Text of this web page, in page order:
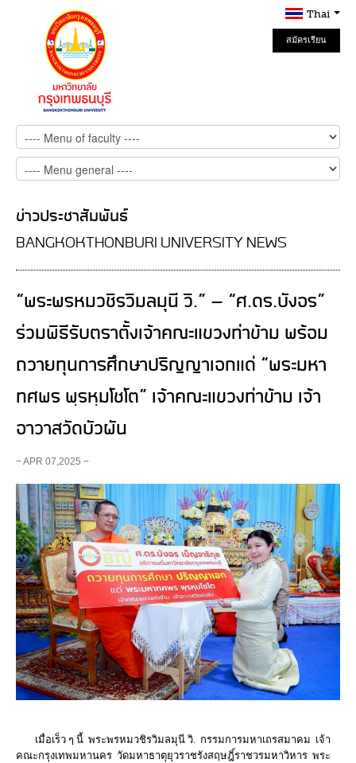
Thai
สมัครเรียน
Online
ข่าวประชาสัมพันธ์
BANGKOKTHONBURI UNIVERSITY NEWS
“พระพรหมวชิรวิมลมุนี วิ.” - “ศ.ดร.บังอร”
ร่วมพิธีรับตราตั้งเจ้าคณะแขวงท่าข้าม พร้อม
ถวายทุนการศึกษาปริญญาเอกแด่ “พระมหา
ทศพร พฺรหฺมโชโต” เจ้าคณะแขวงท่าข้าม เจ้า
อาวาสวัดบัวผัน
− APR 07,2025 −
เมื่อเร็ว ๆ นี้ พระพรหมวชิรวิมลมุนี วิ. กรรมการมหาเถรสมาคม เจ้า
คณะกรุงเทพมหานคร วัดมหาธาตุยุวราชรังสฤษฎิ์ราชวรมหาวิหาร พระ